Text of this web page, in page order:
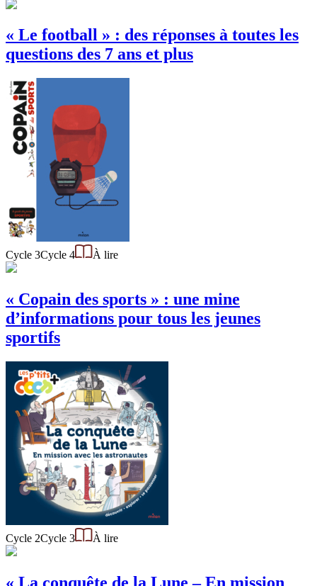
« Le football » : des réponses à toutes les
questions des 7 ans et plus
Cycle 3Cycle 4 À lire
« Copain des sports » : une mine
d’informations pour tous les jeunes
sportifs
Cycle 2Cycle 3 À lire